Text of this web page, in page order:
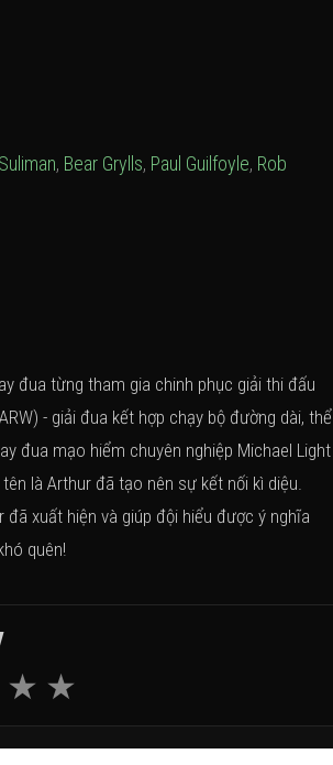
, Bear Grylls, Paul Guilfoyle, Rob
đua từng tham gia chinh phục giải thi đấu
- giải đua kết hợp chạy bộ đường dài, thể
đua mạo hiểm chuyên nghiệp Michael Light
là Arthur đã tạo nên sự kết nối kì diệu.
xuất hiện và giúp đội hiểu được ý nghĩa
quên!